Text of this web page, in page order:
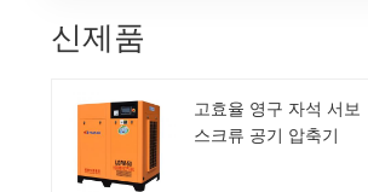
신제품
고효율 영구 자석 서보
스크류 공기 압축기